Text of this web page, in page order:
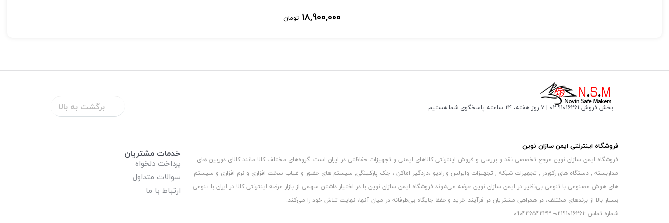
برد: F23+
کیس: فلزی
دید در شب: 30 متر – Super StarLight
18,900,000 تومان
بخش فروش 02191016261 | ۷ روز هفته، ۲۴ ساعته پاسخگوی شما هستیم برگشت به بالا
فروشگاه اینترنتی ایمن سازان نوین
فروشگاه ایمن سازان نوین مرجع تخصصی نقد و بررسی و فروش اینترنتی کالاهای ایمنی و تجهیزات حفاظتی در ایران است. گروه‏‏‌های مختلف کالا مانند کالای دوربین های
مداربسته , دستگاه های رکوردر , تجهیزات شبکه , تجهیزات وایرلس و رادیو ،دزدگیر اماکن ، جک پارکینگی, سیستم های حضور و غیاب سخت افزاری و نرم افزاری و سیستم
های هوش مصنوعی با تنوعی بی‌نظیر در ایمن سازان نوین عرضه می‏‏‏‌شوند.فروشگاه ایمن سازان نوین با در اختیار داشتن سهمی از بازار عرضه اینترنتی کالا در ایران با تنوعی
بسیار بالا از برندهای مختلف، در همراهی مشتریان در فرآیند خرید و حفظ جایگاه بی‏‏‏‌طرفانه در میان آنها، نهایت تلاش خود را می‌‏‏کند.
شماره تماس :02191016261- 09044654433
خدمات مشتریان
پرداخت دلخواه
سوالات متداول
ارتباط با ما